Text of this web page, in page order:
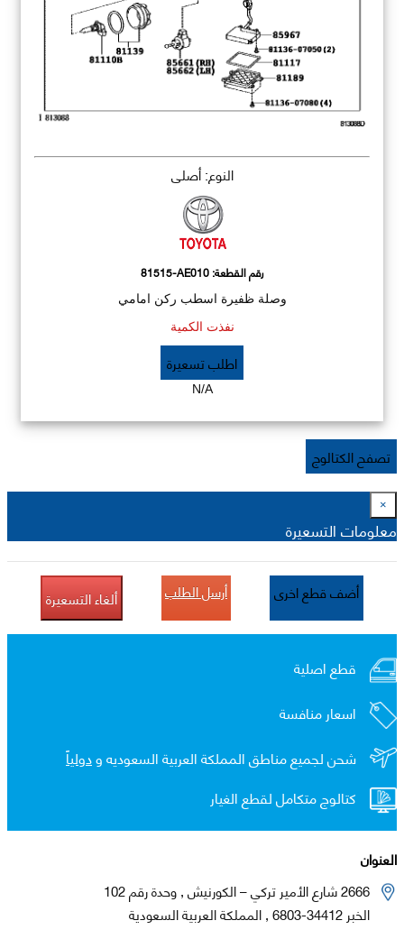
النوع: أصلي
رقم القطعة:81515-AE010
وصلة ظفيرة اسطب ركن امامي
نفذت الكمية
اطلب تسعيرة
N/A
تصفح الكتالوج
×
معلومات التسعيرة
أضف قطع اخرى أرسل الطلب ألغاء التسعيرة
قطع اصلية
اسعار منافسة
شحن لجميع مناطق المملكة العربية السعوديه ودولياً
كتالوج متكامل لقطع الغيار
العنوان
2666 شارع الأمير تركي – الكورنيش , وحدة رقم 102
الخبر 34412-6803 , المملكة العربية السعودية